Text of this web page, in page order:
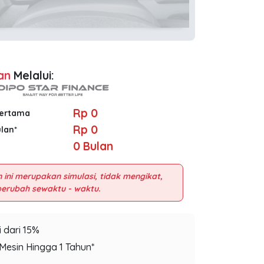
Melalui:
Rp 0
Rp 0
0Bulan
ini merupakan simulasi, tidak mengikat,
dari 15%
Hingga 1 Tahun*